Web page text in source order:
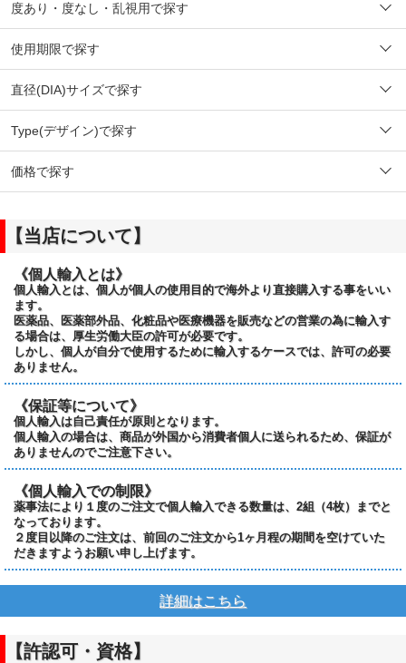
度あり・度なし・乱視用で探す
使用期限で探す
直径(DIA)サイズで探す
Type(デザイン)で探す
価格で探す
【当店について】
《個人輸入とは》
個人輸入とは、個人が個人の使用目的で海外より直接購入する事をいい
ます。
医薬品、医薬部外品、化粧品や医療機器を販売などの営業の為に輸入す
る場合は、厚生労働大臣の許可が必要です。
しかし、個人が自分で使用するために輸入するケースでは、許可の必要
ありません。
《保証等について》
個人輸入は自己責任が原則となります。
個人輸入の場合は、商品が外国から消費者個人に送られるため、保証が
ありませんのでご注意下さい。
《個人輸入での制限》
薬事法により１度のご注文で個人輸入できる数量は、2組（4枚）までと
なっております。
２度目以降のご注文は、前回のご注文から1ヶ月程の期間を空けていた
だきますようお願い申し上げます。
詳細はこちら
【許認可・資格】